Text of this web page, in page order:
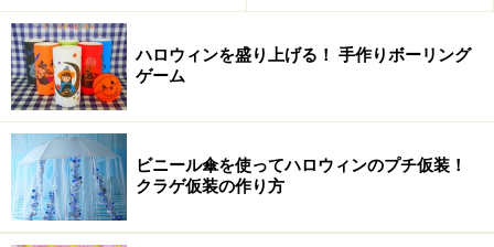
●親しい友人同士で使われる「旦那」
「旦那」は、親しい人やママ友同士のくだけた会話で多
く使われますが、自分の配偶者を「旦那」と呼ぶ人が多
い場では、「夫」は壁を感じさせてしまうこともあるよ
うです。そこで、まわりに合わせて「旦那」、響きが強
すぎるときは「主人」「うちの人」に置き換える人もい
ます。
ハロウィンを盛り上げる！ 手作りボーリング
ゲーム
ビニール傘を使ってハロウィンのプチ仮装！
クラゲ仮装の作り方